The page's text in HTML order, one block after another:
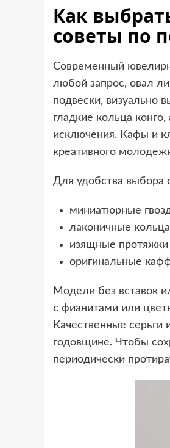
Как
советы по
Современный
любой запрос, овал
подвески, визуально
гладкие кольца
исключения. Кафы и
креативного
Для удобства выбора
миниатюрные
лаконичные
изящные
оригинальные
Модели без вставок
с фианитами или
Качественные
годовщине. Чтобы
периодически